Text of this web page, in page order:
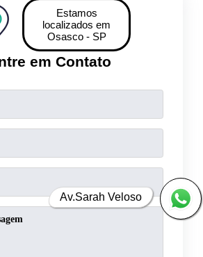
em Contato
Estamos
localizados em
Osasco - SP
Av.Sarah Veloso